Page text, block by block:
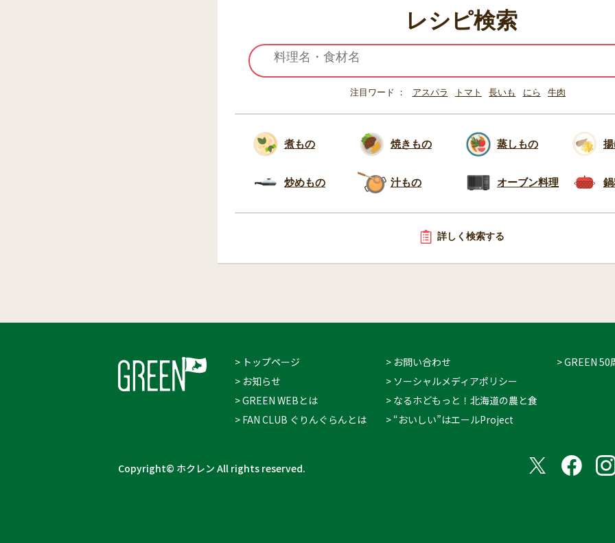
レシピ検索
注目ワード アスパラ トマト 長いも にら 牛肉
煮もの 焼きもの 蒸しもの
炒めもの 汁もの オーブン料理
詳しく検索する
> トップページ
> お知らせ
> GREEN WEBとは
> FAN CLUB ぐりんぐらんとは
> お問い合わせ
> ソーシャルメディアポリシー
> なるホどもっと！北海道の農と食
> “おいしい”はエールProject
> GREEN
Copyright© ホクレン All rights reserved.